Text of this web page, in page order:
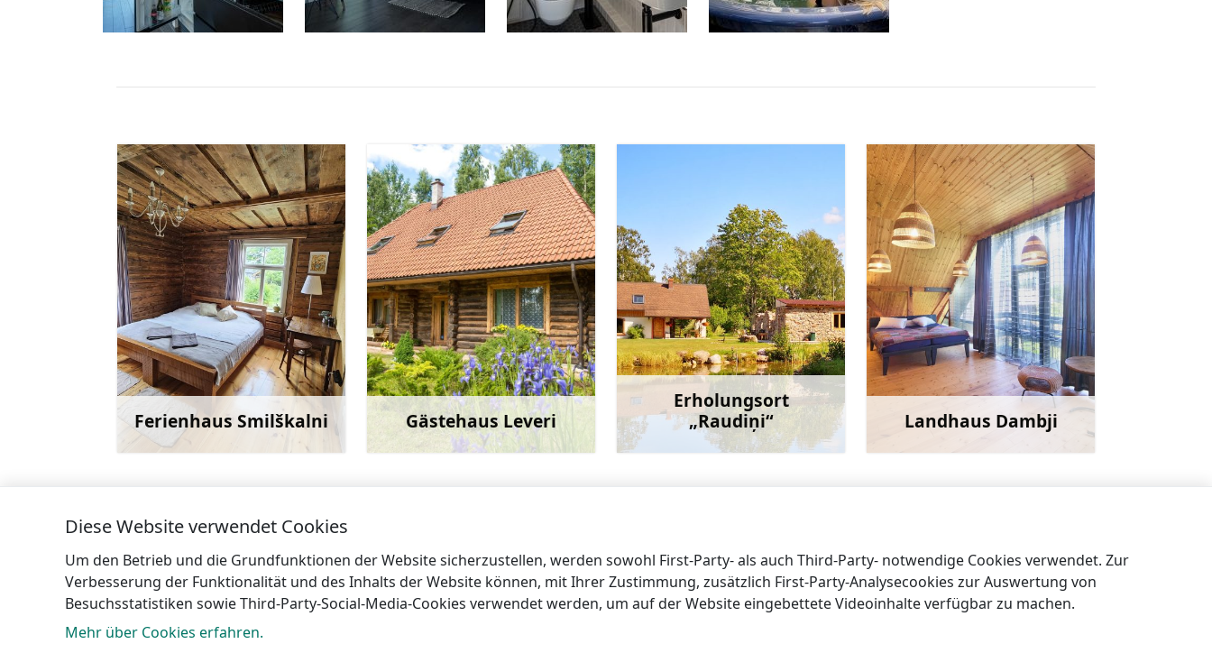
Ferienhaus Smilškalni
Mehr
Gästehaus Leveri
Mehr
Erholungsort
„Raudiņi“
Mehr
Landhaus Dambji
Mehr
← Gästehaus UPE Ferienhaus ‚Meereshaus Kaltene‘ →
Diese Website verwendet Cookies
Um den Betrieb und die Grundfunktionen der Website sicherzustellen, werden sowohl First-Party- als auch Third-Party- notwendige Cookies verwendet. Zur
Verbesserung der Funktionalität und des Inhalts der Website können, mit Ihrer Zustimmung, zusätzlich First-Party-Analysecookies zur Auswertung von
Besuchsstatistiken sowie Third-Party-Social-Media-Cookies verwendet werden, um auf der Website eingebettete Videoinhalte verfügbar zu machen.
Mehr über Cookies erfahren.